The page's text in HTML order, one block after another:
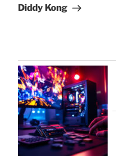
Diddy Kong